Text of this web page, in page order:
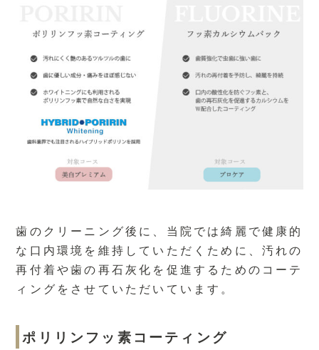
歯のクリーニング後に、当院では綺麗で健康的
な口内環境を維持していただくために、汚れの
再付着や歯の再石灰化を促進するためのコーテ
ィングをさせていただいています。
ポリリンフッ素コーティング